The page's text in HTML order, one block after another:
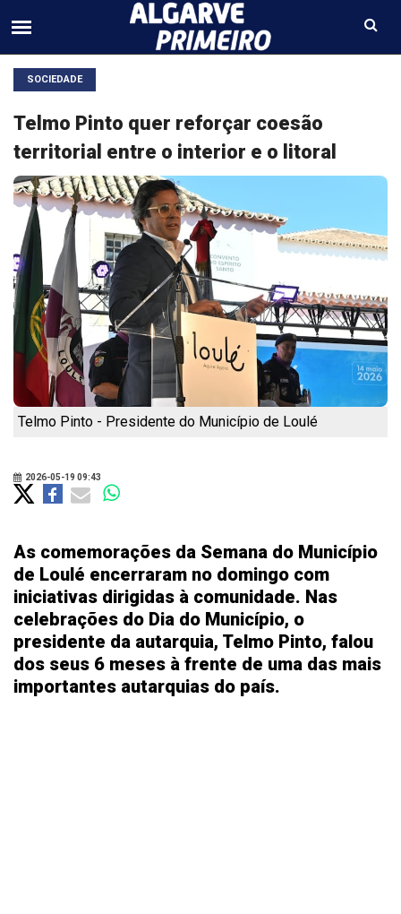
SOCIEDADE
Telmo Pinto quer reforçar coesão
territorial entre o interior e o litoral
Telmo Pinto - Presidente do Município de Loulé
2026-05-19 09:43
As comemorações da Semana do Município
de Loulé encerraram no domingo com
iniciativas dirigidas à comunidade. Nas
celebrações do Dia do Município, o
presidente da autarquia, Telmo Pinto, falou
dos seus 6 meses à frente de uma das mais
importantes autarquias do país.